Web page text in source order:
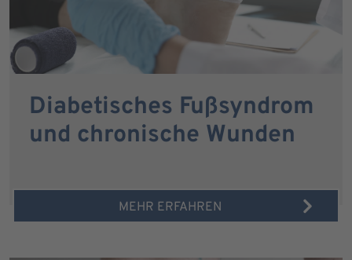
Diabetisches Fußsyndrom
und chronische Wunden
MEHR ERFAHREN